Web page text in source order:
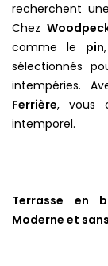
recherchent
Chez
comme le pin
sélectionnés
intempéries.
Ferrière, vous
intemporel.
Terrasse en
Moderne et